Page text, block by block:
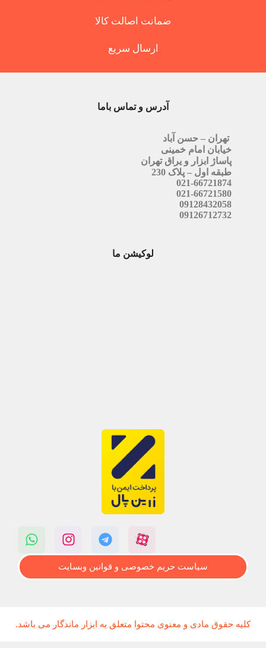
ضمانت اصالت کالا
ارسال سریع
آدرس و تماس باما
تهران – حسن آباد
خیابان امام خمینی
پاساژ ابزار و یراق تهران
طبقه اول – پلاک 230
021-66721874
021-66721580
09128432058
09126712732
لوکیشن ما
سیاست حریم خصوصی و قوانین وبسایت
کلیه حقوق مادی و معنوی محتوا متعلق به ابزار ماندگار می باشد.